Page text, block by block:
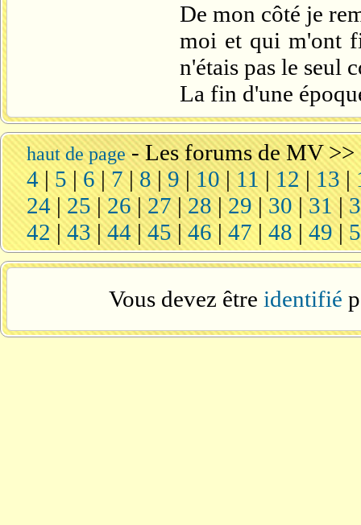
De mon côté je
moi et qui m'ont
n'étais pas le seul
La fin d'une
haut de page-Les forums de MV>>
4 |5 |6|7 |8|9|10|11| 12|13|
24|25|26|27|28|29|30|31|
42|43|44|45|46|47 |48 |49|
Vous devez être identifié